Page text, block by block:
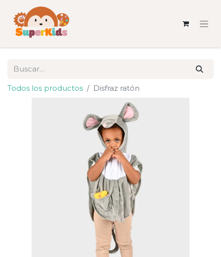
Todos los productos Disfraz ratón